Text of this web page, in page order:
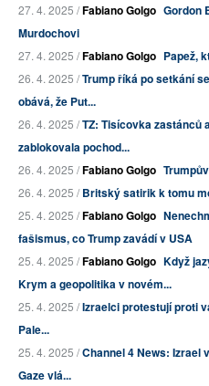
27. 4. 2025 /Fabiano Golgo Gordon
Murdochovi
27. 4. 2025 /Fabiano Golgo Papež,
26. 4. 2025 /Trump říká po setkání
obává, že Put...
26. 4. 2025 /TZ: Tisícovka zastánců
zablokovala pochod...
26. 4. 2025 /Fabiano Golgo
26. 4. 2025 /Britský satirik k tomu
25. 4. 2025 /Fabiano Golgo
fašismus, co Trump zavádí v USA
25. 4. 2025 /Fabiano Golgo Když
Krym a geopolitika v novém...
25. 4. 2025 /Izraelci protestují proti
Pale...
25. 4. 2025 /Channel 4 News: Izrael
Gaze vlá...